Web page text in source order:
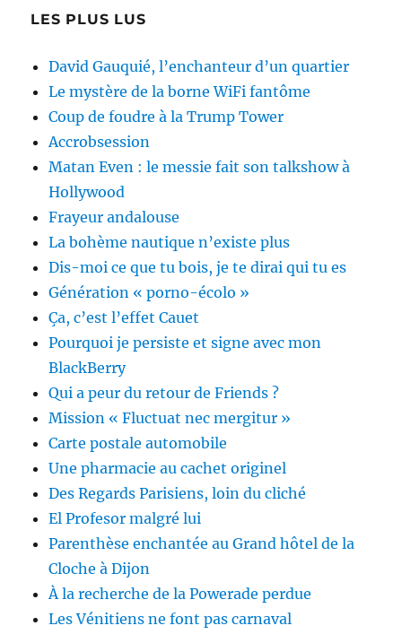
LES PLUS LUS
David Gauquié, l’enchanteur d’un quartier
Le mystère de la borne WiFi fantôme
Coup de foudre à la Trump Tower
Accrobsession
Matan Even : le messie fait son talkshow à
Hollywood
Frayeur andalouse
La bohème nautique n’existe plus
Dis-moi ce que tu bois, je te dirai qui tu es
Génération « porno-écolo »
Ça, c’est l’effet Cauet
Pourquoi je persiste et signe avec mon
BlackBerry
Qui a peur du retour de Friends ?
Mission « Fluctuat nec mergitur »
Carte postale automobile
Une pharmacie au cachet originel
Des Regards Parisiens, loin du cliché
El Profesor malgré lui
Parenthèse enchantée au Grand hôtel de la
Cloche à Dijon
À la recherche de la Powerade perdue
Les Vénitiens ne font pas carnaval